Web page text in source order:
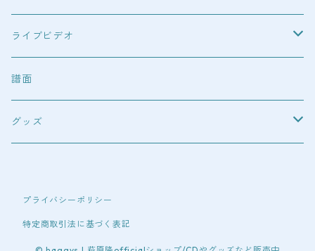
ライブビデオ
blu-ray
DVD
譜面
グッズ
Tシャツ（半袖）
Tシャツ（長袖）
プライバシーポリシー
特定商取引法に基づく表記